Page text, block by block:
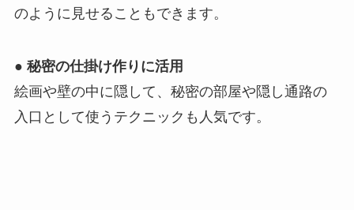
のように見せることもできます。
● 秘密の仕掛け作りに活用
絵画や壁の中に隠して、秘密の部屋や隠し通路の
入口として使うテクニックも人気です。